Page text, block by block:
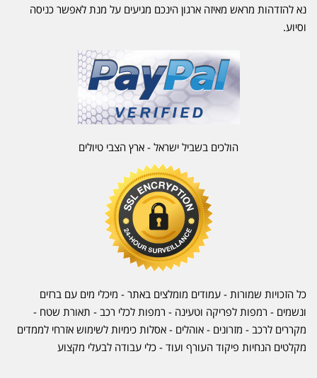
נא להזדהות מראש מאיזה ארגון הינכם מגיעים על מנת לאפשר כניסה
וסיוע.
הולכים בשביל ישראל - ארץ הצבי טיולים
כל הזכויות שמורות - עמודים מומלצים באתר - מיכלי מים עם ברזים
ונשמים - רמפות לפריקה וטעינה - רמפות לכלי רכב - תאורת שטח -
מקררים לרכב - מזרונים - אוהלים - אסלות כימיות לשימוש אזרחי לממדים
מקלטים הנחיות פיקוד העורף ועוד - כלי עבודה לבעלי מקצוע